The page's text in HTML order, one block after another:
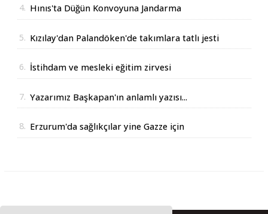
4. Hınıs'ta Düğün Konvoyuna Jandarma
5. Kızılay'dan Palandöken'de takımlara tatlı jesti
6. İstihdam ve mesleki eğitim zirvesi
7. Yazarımız Başkapan'ın anlamlı yazısı...
8. Erzurum'da sağlıkçılar yine Gazze için